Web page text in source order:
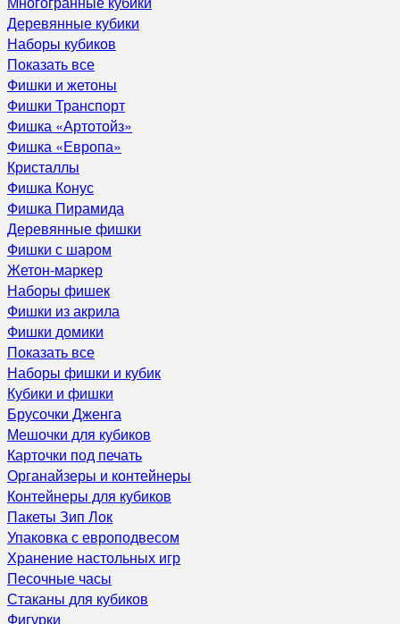
Деревянные кубики
Наборы кубиков
Показать все
Фишки и жетоны
Фишки Транспорт
Фишка «Артотойз»
Фишка «Европа»
Кристаллы
Фишка Конус
Фишка Пирамида
Деревянные фишки
Фишки с шаром
Жетон-маркер
Наборы фишек
Фишки из акрила
Фишки домики
Показать все
Наборы фишки и кубик
Кубики и фишки
Брусочки Дженга
Мешочки для кубиков
Карточки под печать
Органайзеры и контейнеры
Контейнеры для кубиков
Пакеты Зип Лок
Упаковка с европодвесом
Хранение настольных игр
Песочные часы
Стаканы для кубиков
Фигурки